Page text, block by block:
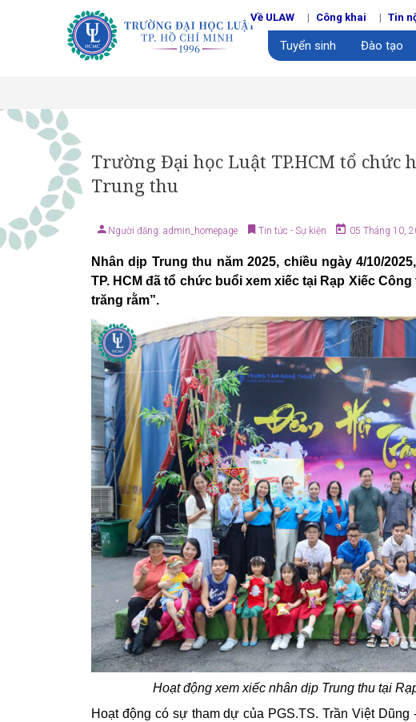
Về ULAW Công khai Tin
Tuyển sinh Đào tạo
Trường Đại học Luật TP.HCM tổ chức
Trung thu
Người đăng: admin_homepage Tin tức - Sự kiện 05 Tháng 10,
Nhân dịp Trung thu năm 2025, chiều ngày 4/10/
TP. HCM đã tổ chức buổi xem xiếc tại Rạp Xiếc
trăng rằm”.
Hoạt động xem xiếc nhân dịp Trung thu tại
Hoạt động có sự tham dự của PGS.TS. Trần Việt